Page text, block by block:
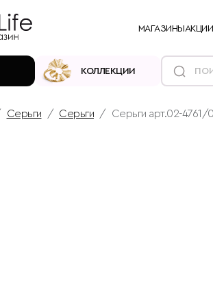
МАГАЗИНЫАКЦИИ
КОЛЛЕКЦИИ
Серьги Серьги Серьги арт.02-4761/